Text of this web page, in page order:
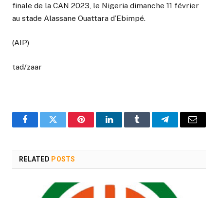
finale de la CAN 2023, le Nigeria dimanche 11 février
au stade Alassane Ouattara d’Ebimpé.
(AIP)
tad/zaar
FacebookTwitter PinterestLinkedInTumblr TelegramEmail
RELATED POSTS